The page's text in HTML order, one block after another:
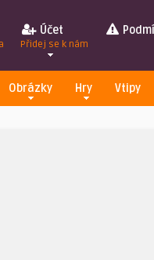
Účet
Přidej se k nám
Obrázky Hry Vtipy